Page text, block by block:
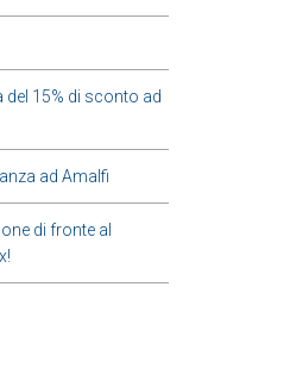
15% di sconto ad
ad Amalfi
di fronte al